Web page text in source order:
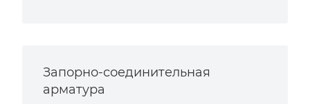
Запорно-соединительная
арматура